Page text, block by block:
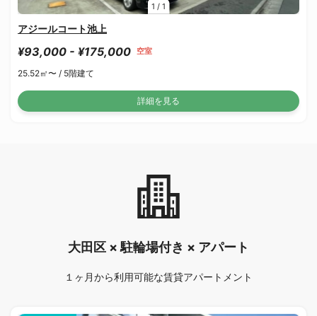
1 / 1
アジールコート池上
¥93,000 - ¥175,000 空室
25.52㎡〜 / 5階建て
詳細を見る
大田区 × 駐輪場付き × アパート
１ヶ月から利用可能な賃貸アパートメント